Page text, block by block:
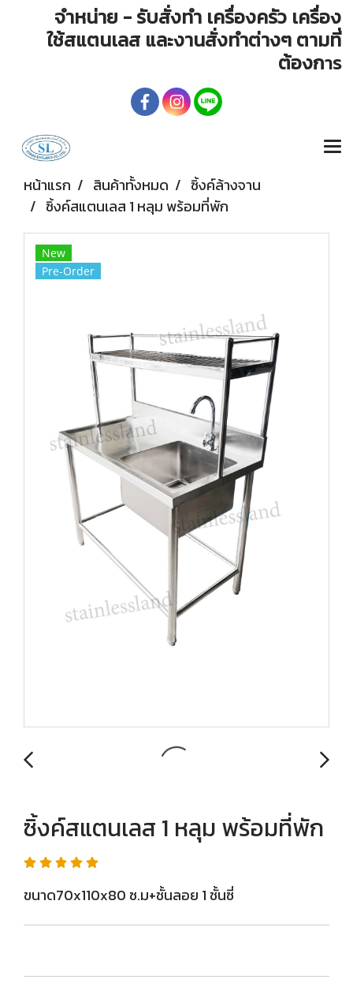
จำหน่าย - รับสั่งทำ เครื่องครัว เครื่อง
ใช้สแตนเลส และงานสั่งทำต่างๆ ตามที่
ต้องการ
หน้าแรก สินค้าทั้งหมด
ซิ้งค์ล้างจาน
ซิ้งค์สแตนเลส 1 หลุม พร้อมที่พัก
New
Pre-Order
ซิ้งค์สแตนเลส 1 หลุม พร้อมที่พัก
ขนาด70x110x80 ซ.ม+ชั้นลอย 1 ชั้นซี่